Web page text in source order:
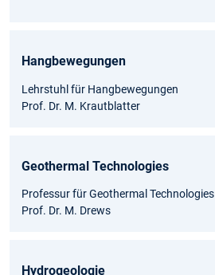
Hangbewegungen
Lehrstuhl für Hangbewegungen
Prof. Dr. M. Krautblatter
Geothermal Technologies
Professur für Geothermal Technologies
Prof. Dr. M. Drews
Hydrogeologie